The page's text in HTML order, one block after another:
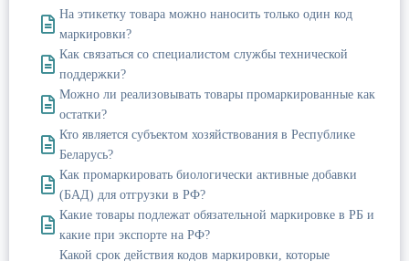
На этикетку товара можно наносить только один код
маркировки?
Как связаться со специалистом службы технической
поддержки?
Можно ли реализовывать товары промаркированные как
остатки?
Кто является субъектом хозяйствования в Республике
Беларусь?
Как промаркировать биологически активные добавки
(БАД) для отгрузки в РФ?
Какие товары подлежат обязательной маркировке в РБ и
какие при экспорте на РФ?
Какой срок действия кодов маркировки, которые